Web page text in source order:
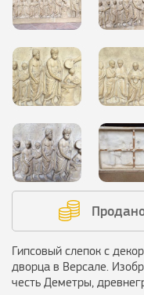
Гипсовый слепок с
дворца в Версале.
честь Деметры,